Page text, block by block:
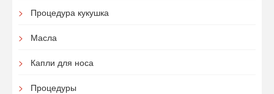
Процедура кукушка
Масла
Капли для носа
Процедуры